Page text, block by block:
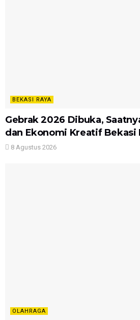
BEKASI RAYA
Gebrak 2026 Dibuka,
dan Ekonomi Kreatif Bekasi
8 Agustus 2026
OLAHRAGA